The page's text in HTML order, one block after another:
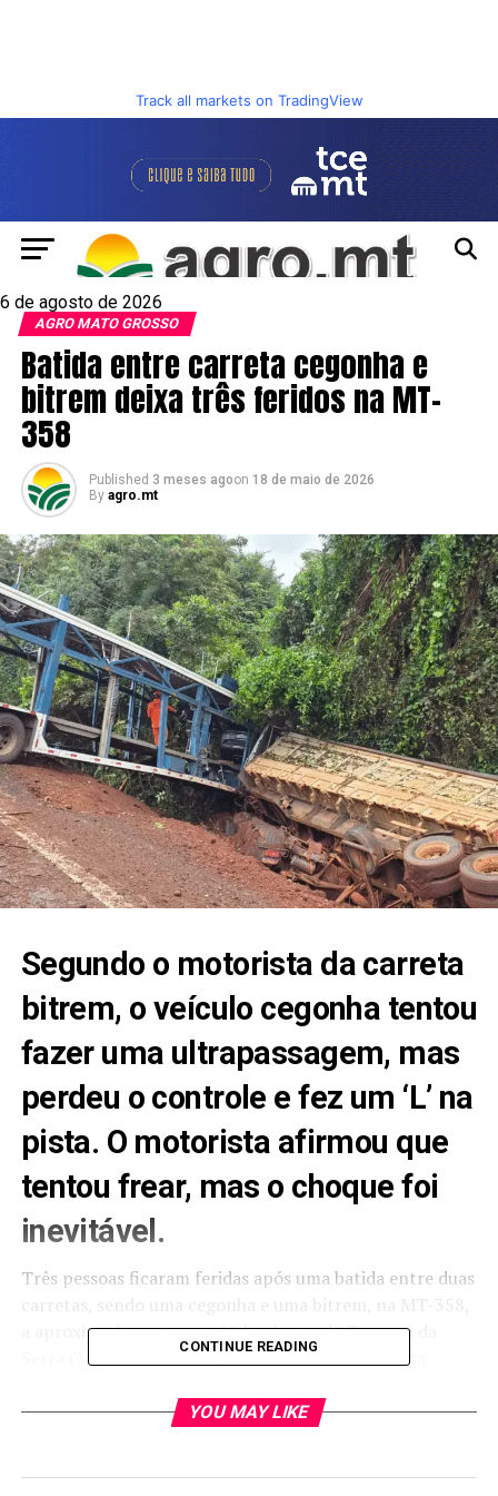
Track all markets on TradingView
6 de agosto de 2026
AGRO MATO GROSSO
Batida entre carreta cegonha e
bitrem deixa três feridos na MT-
358
Published 3 meses agoon 18 de maio de 2026
By agro.mt
Segundo o motorista da carreta
bitrem, o veículo cegonha tentou
fazer uma ultrapassagem, mas
perdeu o controle e fez um ‘L’ na
pista. O motorista afirmou que
tentou frear, mas o choque foi
inevitável.
Três pessoas ficaram feridas após uma batida entre duas
, sendo uma cegonha e uma bitrem, na MT-358,
a aproximadamente uns 10 km longe de Tangará da
Serra (MT), sentido Campo Novo do Parecis, nesta
O Corpo de Bombeiros informou que
CONTINUE READING
YOU MAY LIKE